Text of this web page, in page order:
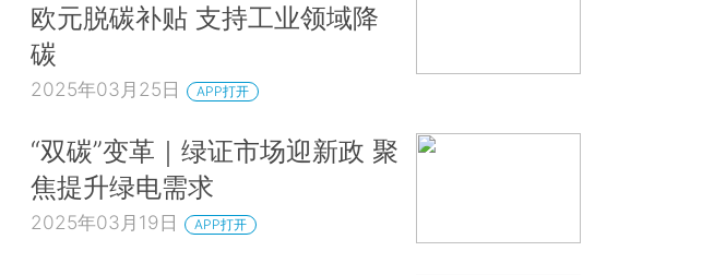
欧元脱碳补贴 支持工业领域降
碳
2025年03月25日 APP打开
“双碳”变革｜绿证市场迎新政 聚
焦提升绿电需求
2025年03月19日 APP打开